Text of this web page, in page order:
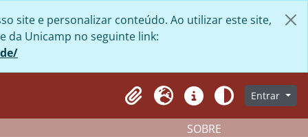
site e personalizar conteúdo. Ao utilizar este site,
da Unicamp no seguinte link:
Clipboard
Idioma AtalhosAparênciaEntrar
SOBRE